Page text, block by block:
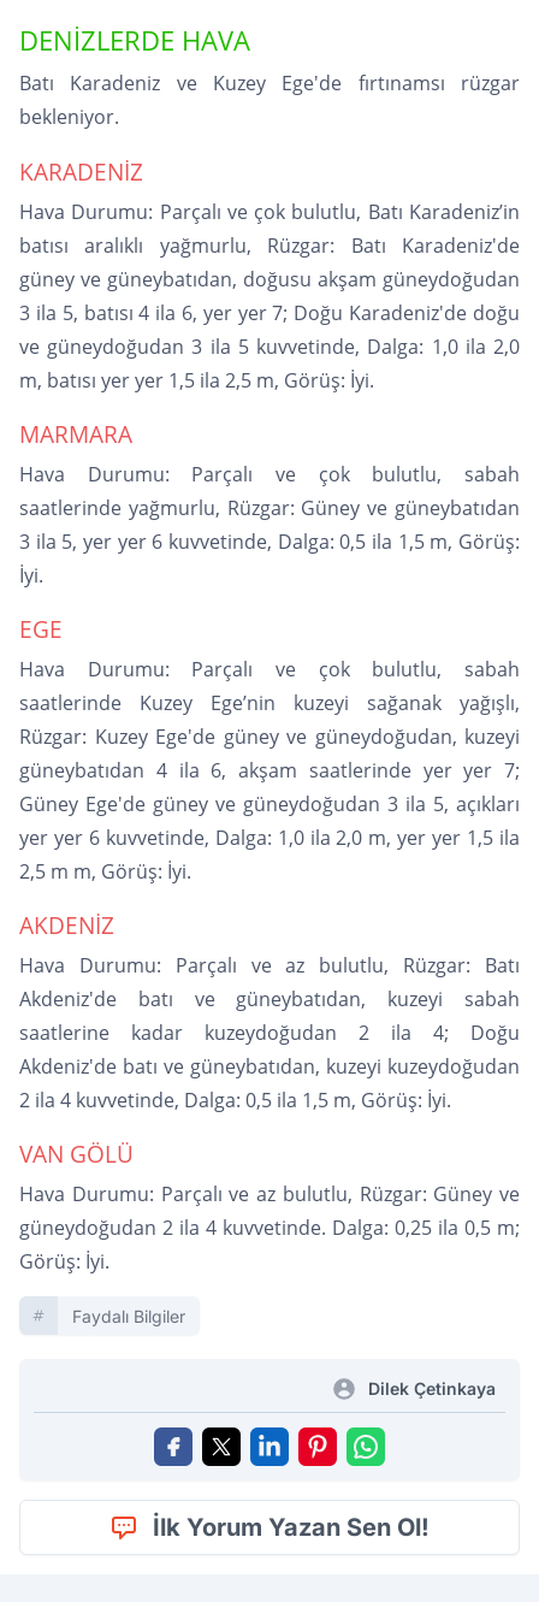
DENİZLERDE HAVA
Batı Karadeniz ve Kuzey Ege'de fırtınamsı rüzgar
bekleniyor.
KARADENİZ
Hava Durumu: Parçalı ve çok bulutlu, Batı Karadeniz’in
batısı aralıklı yağmurlu, Rüzgar: Batı Karadeniz'de
güney ve güneybatıdan, doğusu akşam güneydoğudan
3 ila 5, batısı 4 ila 6, yer yer 7; Doğu Karadeniz'de doğu
ve güneydoğudan 3 ila 5 kuvvetinde, Dalga: 1,0 ila 2,0
m, batısı yer yer 1,5 ila 2,5 m, Görüş: İyi.
MARMARA
Hava Durumu: Parçalı ve çok bulutlu, sabah
saatlerinde yağmurlu, Rüzgar: Güney ve güneybatıdan
3 ila 5, yer yer 6 kuvvetinde, Dalga: 0,5 ila 1,5 m, Görüş:
İyi.
EGE
Hava Durumu: Parçalı ve çok bulutlu, sabah
saatlerinde Kuzey Ege’nin kuzeyi sağanak yağışlı,
Rüzgar: Kuzey Ege'de güney ve güneydoğudan, kuzeyi
güneybatıdan 4 ila 6, akşam saatlerinde yer yer 7;
Güney Ege'de güney ve güneydoğudan 3 ila 5, açıkları
yer yer 6 kuvvetinde, Dalga: 1,0 ila 2,0 m, yer yer 1,5 ila
2,5 m m, Görüş: İyi.
AKDENİZ
Hava Durumu: Parçalı ve az bulutlu, Rüzgar: Batı
Akdeniz'de batı ve güneybatıdan, kuzeyi sabah
saatlerine kadar kuzeydoğudan 2 ila 4; Doğu
Akdeniz'de batı ve güneybatıdan, kuzeyi kuzeydoğudan
2 ila 4 kuvvetinde, Dalga: 0,5 ila 1,5 m, Görüş: İyi.
VAN GÖLÜ
Hava Durumu: Parçalı ve az bulutlu, Rüzgar: Güney ve
güneydoğudan 2 ila 4 kuvvetinde. Dalga: 0,25 ila 0,5 m;
Görüş: İyi.
Faydalı Bilgiler
Dilek Çetinkaya
İlk Yorum Yazan Sen Ol!